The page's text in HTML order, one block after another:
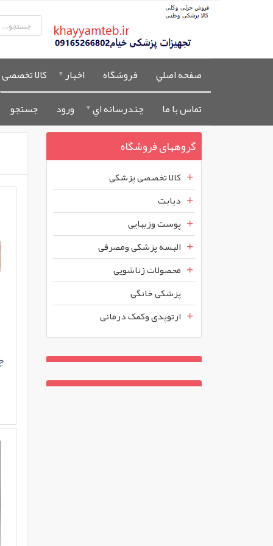
صفحه اصلي فروشگاه اخبار
کالا
تماس با ما
چندرسانه اي ورود جستجو
گروههای فروشگاه
کالا تخصصی پزشکی
دیابت
پوست وزیبایی
البسه پزشکی ومصرفی
محصولات زناشویی
پزشکی خانگی
ارتوپدی وکمک درمانی